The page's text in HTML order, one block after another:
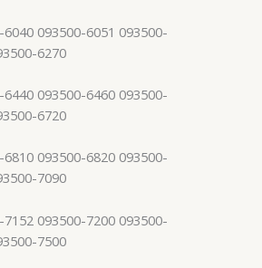
093500-6051 093500-
6270
093500-6460 093500-
6720
093500-6820 093500-
7090
093500-7200 093500-
7500